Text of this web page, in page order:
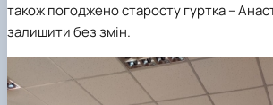
також погоджено старосту гуртка –
залишити без змін.